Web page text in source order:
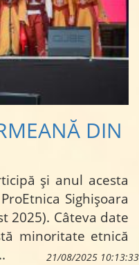
DIN
și anul acesta
Sighișoara
2025). Câteva date
minoritate etnică
21/08/2025 10:13:33